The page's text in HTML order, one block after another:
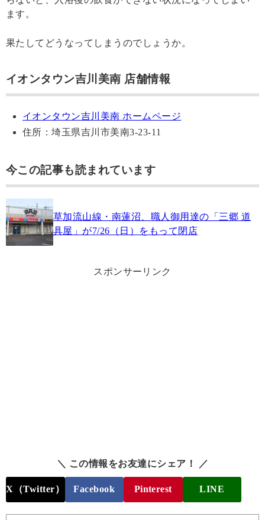
ます。
果たしてどうなってしまうのでしょうか。
イオンタウン吉川美南 店舗情報
イオンタウン吉川美南 ホームページ
住所：埼玉県吉川市美南3-23-11
今この記事も読まれています
草加流山線・南蓮沼、職人御用達の「三郷 道
具屋」が7/26（日）をもって閉店
スポンサーリンク
＼ この情報をお友達にシェア！ ／
X（Twitter） Facebook Pinterest LINE